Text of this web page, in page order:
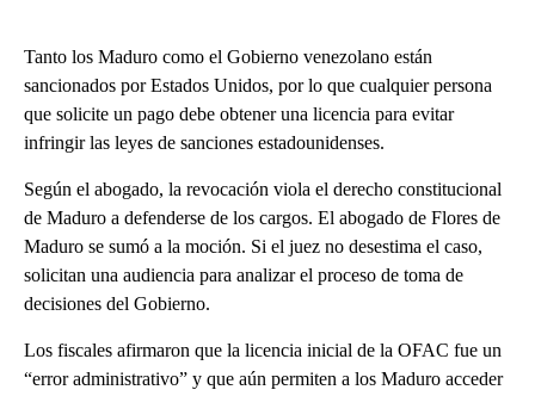
Tanto los Maduro como el Gobierno venezolano están
sancionados por Estados Unidos, por lo que cualquier persona
que solicite un pago debe obtener una licencia para evitar
infringir las leyes de sanciones estadounidenses.
Según el abogado, la revocación viola el derecho constitucional
de Maduro a defenderse de los cargos. El abogado de Flores de
Maduro se sumó a la moción. Si el juez no desestima el caso,
solicitan una audiencia para analizar el proceso de toma de
decisiones del Gobierno.
Los fiscales afirmaron que la licencia inicial de la OFAC fue un
“error administrativo” y que aún permiten a los Maduro acceder